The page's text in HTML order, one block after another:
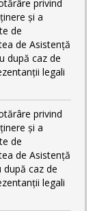
privind
și a
de
de Asistență
după caz de
legali
privind
și a
de
de Asistență
după caz de
legali